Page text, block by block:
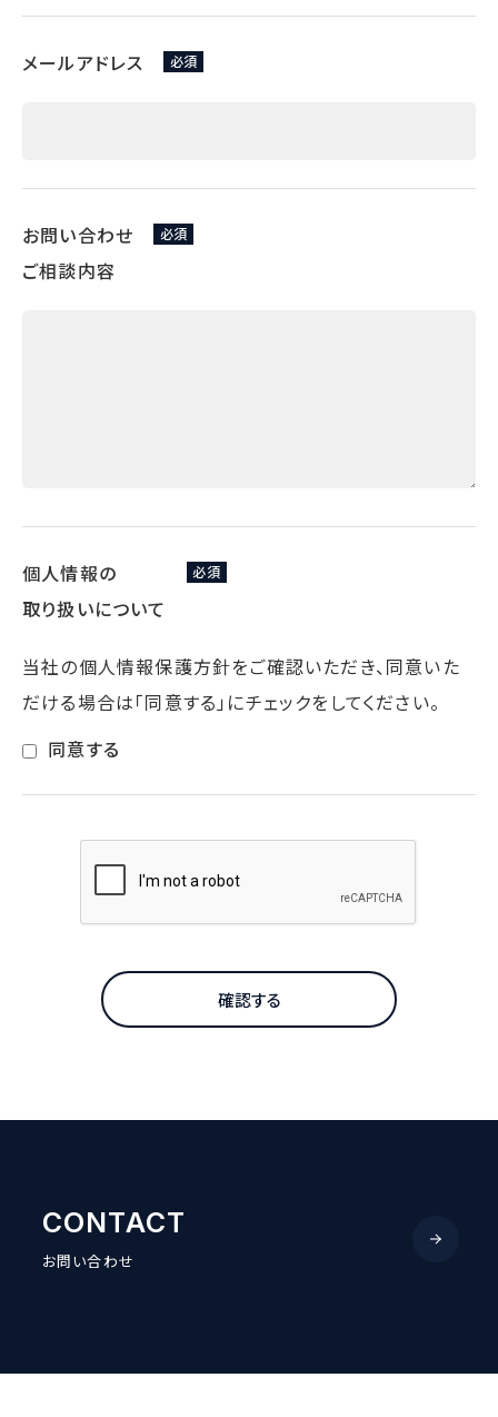
メールアドレス 必須
お問い合わせ
ご相談内容
必須
個人情報の
取り扱いについて
必須
当社の個人情報保護方針をご確認いただき、同意いた
だける場合は「同意する」にチェックをしてください。
同意する
確認する
CONTACT
お問い合わせ